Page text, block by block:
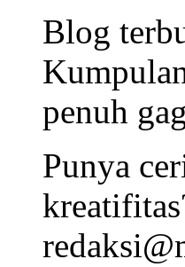
Blog
penuh
Punya